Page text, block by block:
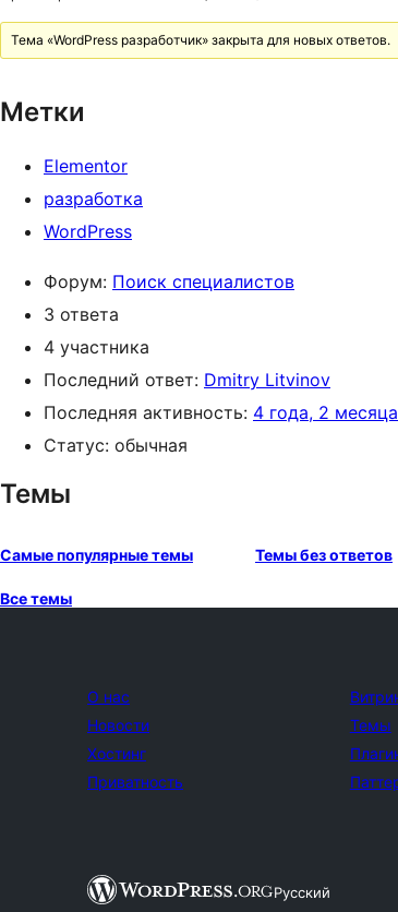
Тема «WordPress разработчик» закрыта для новых ответов.
Метки
Elementor
разработка
WordPress
Форум: Поиск специалистов
3 ответа
4 участника
Последний ответ: Dmitry Litvinov
Последняя активность: 4 года, 2
Статус: обычная
Темы
Самые популярные темы Темы без ответов
Все темы
О нас
Новости
Хостинг
Приватность
Темы
Русский